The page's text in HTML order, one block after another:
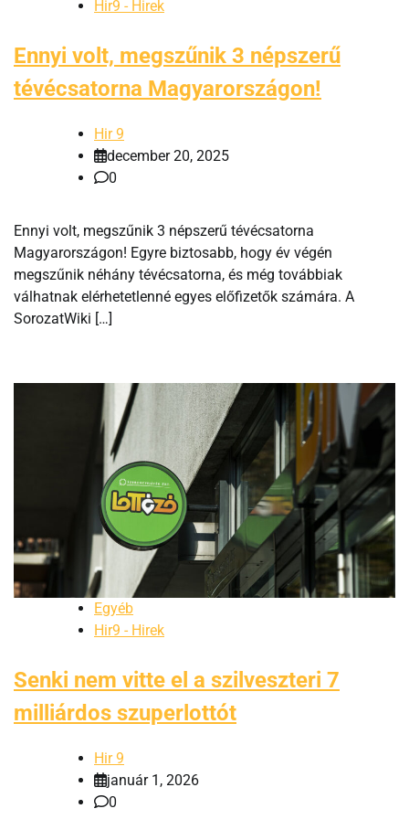
Hir9 - Hirek
Ennyi volt, megszűnik 3 népszerű
tévécsatorna Magyarországon!
Hir 9
december 20, 2025
0
Ennyi volt, megszűnik 3 népszerű tévécsatorna
Magyarországon! Egyre biztosabb, hogy év végén
megszűnik néhány tévécsatorna, és még továbbiak
válhatnak elérhetetlenné egyes előfizetők számára. A
SorozatWiki […]
Egyéb
Hir9 - Hirek
Senki nem vitte el a szilveszteri 7
milliárdos szuperlottót
Hir 9
január 1, 2026
0